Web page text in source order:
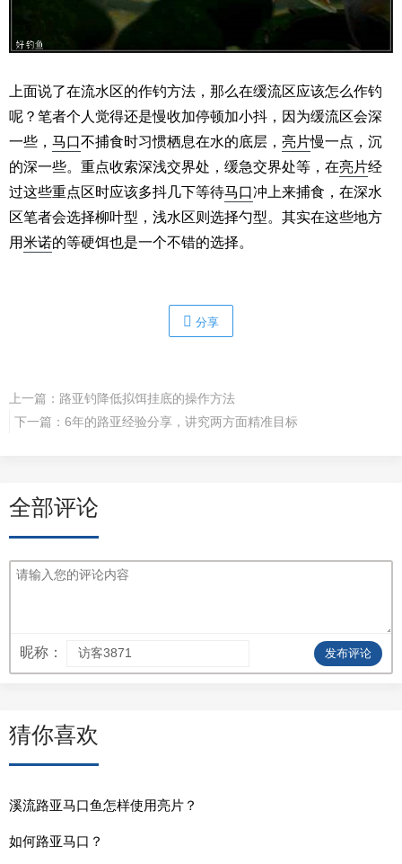
上面说了在流水区的作钓方法，那么在缓流区应该怎么作钓
呢？笔者个人觉得还是慢收加停顿加小抖，因为缓流区会深
一些， 马口不捕食时习惯栖息在水的底层， 亮片慢一点，沉
的深一些。重点收索深浅交界处，缓急交界处等，在亮片经
过这些重点区时应该多抖几下等待马口冲上来捕食，在深水
区笔者会选择柳叶型，浅水区则选择勺型。其实在这些地方
用米诺的等硬饵也是一个不错的选择。
分享
上一篇： 路亚钓降低拟饵挂底的操作方法
下一篇： 6年的路亚经验分享，讲究两方面精准目标
全部评论
昵称： 发布评论
猜你喜欢
溪流路亚马口鱼怎样使用亮片？
如何路亚马口？